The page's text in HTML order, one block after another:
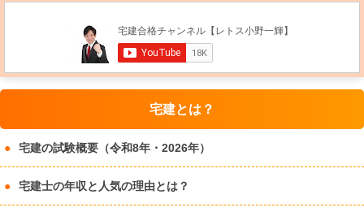
宅建とは？
宅建の試験概要（令和8年・2026年）
宅建士の年収と人気の理由とは？